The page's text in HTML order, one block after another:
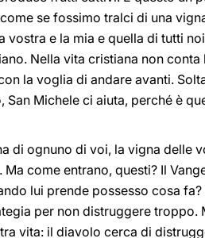
se fossimo tralci di una
e la mia e quella di tutti
Nella vita cristiana non
la voglia di andare avanti.
Michele ci aiuta, perché è
di ognuno di voi, la vigna delle
come entrano, questi? Il
lui prende possesso cosa
per non distruggere troppo.
vita: il diavolo cerca di